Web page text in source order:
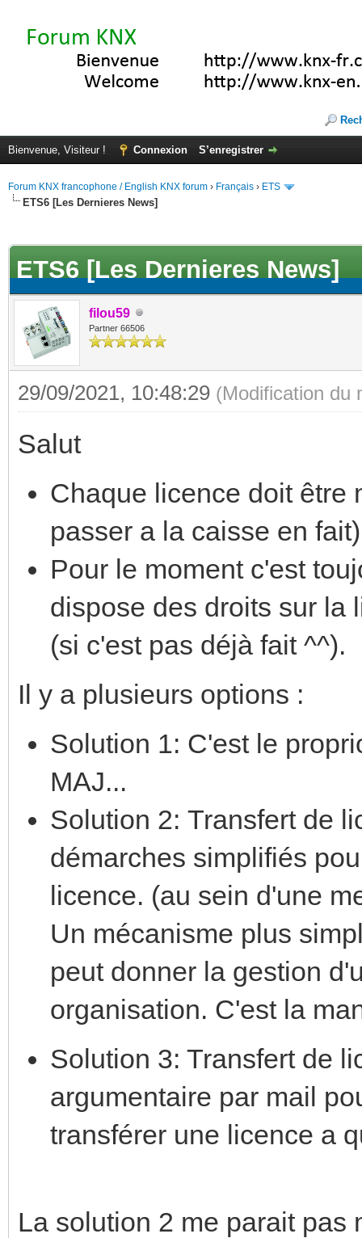
Bienvenue, Visiteur ! Connexion S’enregistrer
Forum KNX francophone / English KNX forum › Français › ETS
ETS6 [Les Dernieres News]
ETS6 [Les Dernieres News]
filou59
Partner 66506
29/09/2021, 10:48:29 (Modification du
Salut
Chaque licence doit être
passer a la caisse en fait)
Pour le moment c'est
dispose des droits sur la
(si c'est pas déjà fait ^^).
Il y a plusieurs options :
Solution 1: C'est le
MAJ...
Solution 2: Transfert de
démarches simplifiés
licence. (au sein d'une
Un mécanisme plus
peut donner la gestion
organisation. C'est la
Solution 3: Transfert de
argumentaire par mail
transférer une licence a
La solution 2 me parait pas